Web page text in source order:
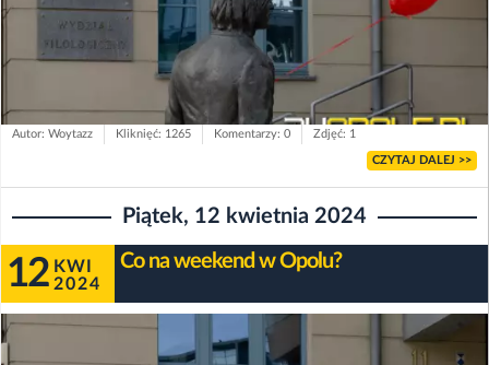
Autor: Woytazz Kliknięć: 1265 Komentarzy: 0 Zdjęć: 1
CZYTAJ DALEJ >>
Piątek, 12 kwietnia 2024
12 KWI
2024
Co na weekend w Opolu?